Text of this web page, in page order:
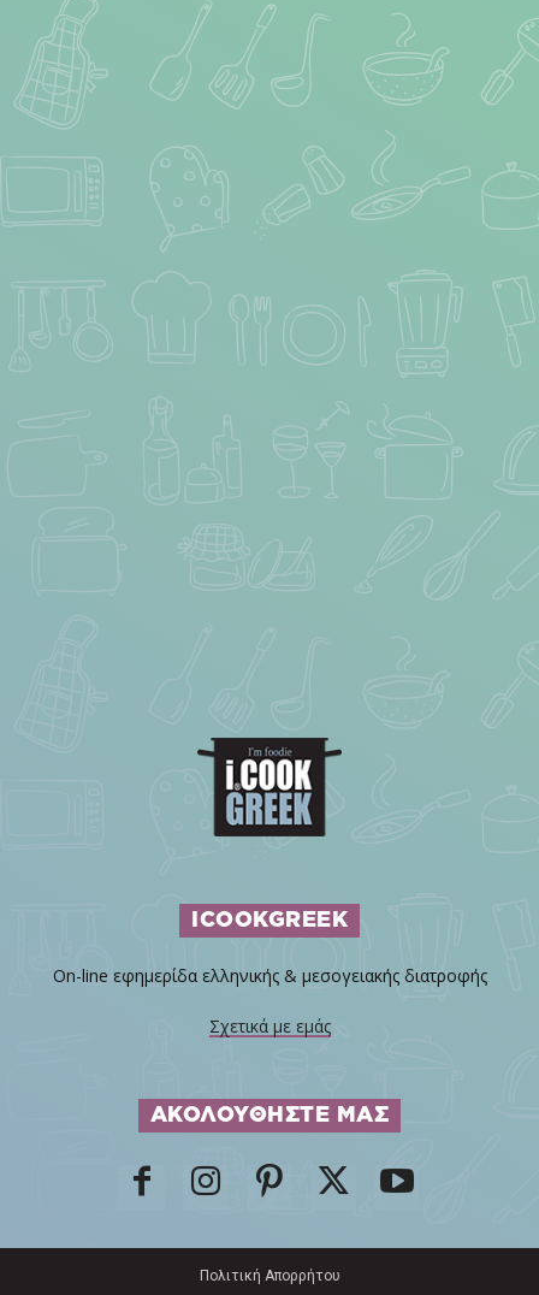
ICOOKGREEK
On-line εφημερίδα ελληνικής & μεσογειακής διατροφής
Σχετικά με εμάς
ΑΚΟΛΟΥΘΗΣΤΕ ΜΑΣ
Πολιτική Απορρήτου